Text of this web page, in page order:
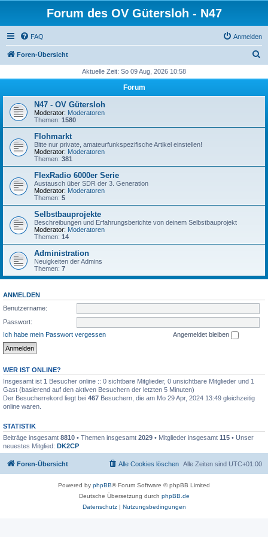
Forum des OV Gütersloh - N47
FAQ Anmelden
Foren-Übersicht
h
Aktuelle Zeit: So 09 Aug, 2026 10:58
Forum
N47 - OV Gütersloh
Moderator: Moderatoren
Themen: 1580
Flohmarkt
Bitte nur private, amateurfunkspezifische Artikel einstellen!
Moderator: Moderatoren
Themen: 381
FlexRadio 6000er Serie
Austausch über SDR der 3. Generation
Moderator: Moderatoren
Themen: 5
Selbstbauprojekte
Beschreibungen und Erfahrungsberichte von deinem Selbstbauprojekt
Moderator: Moderatoren
Themen: 14
Administration
Neuigkeiten der Admins
Themen: 7
ANMELDEN
Benutzername:
Passwort:
Ich habe mein Passwort vergessen
Angemeldet bleiben
WER IST ONLINE?
Insgesamt ist 1 Besucher online :: 0 sichtbare Mitglieder, 0 unsichtbare Mitglieder und 1
Gast (basierend auf den aktiven Besuchern der letzten 5 Minuten)
Der Besucherrekord liegt bei 467 Besuchern, die am Mo 29 Apr, 2024 13:49 gleichzeitig
online waren.
STATISTIK
Beiträge insgesamt 8810 • Themen insgesamt 2029 • Mitglieder insgesamt 115 • Unser
neuestes Mitglied: DK2CP
Foren-Übersicht Alle Zeiten sind UTC+01:00
Alle Cookies löschen
Powered by phpBB® Forum Software © phpBB Limited
Deutsche Übersetzung durch phpBB.de
Datenschutz| Nutzungsbedingungen